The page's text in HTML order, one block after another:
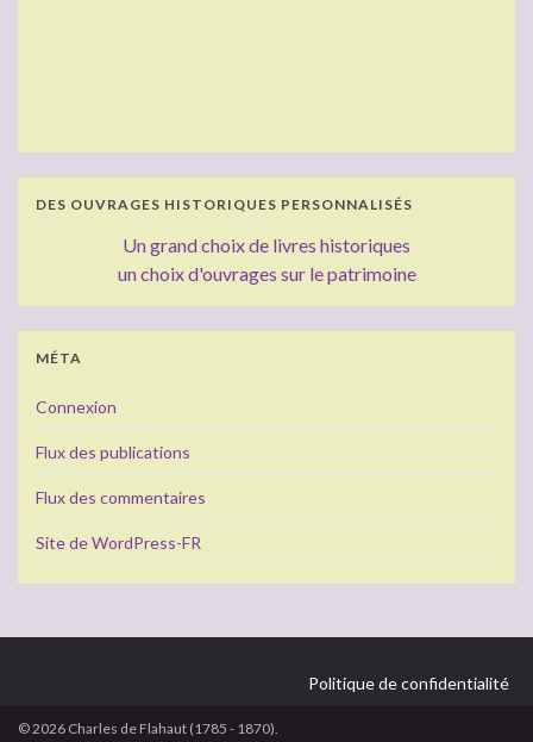
DES OUVRAGES HISTORIQUES PERSONNALISÉS
Un grand choix de livres historiques
un choix d'ouvrages sur le patrimoine
MÉTA
Connexion
Flux des publications
Flux des commentaires
Site de WordPress-FR
Politique de confidentialité
© 2026 Charles de Flahaut (1785 - 1870).